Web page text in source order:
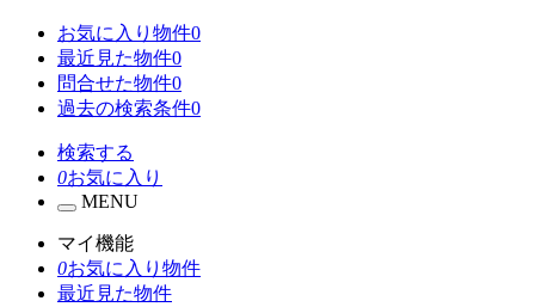
お気に入り物件0
最近見た物件0
問合せた物件0
過去の検索条件0
検索する
0お気に入り
MENU
マイ機能
0お気に入り物件
最近見た物件